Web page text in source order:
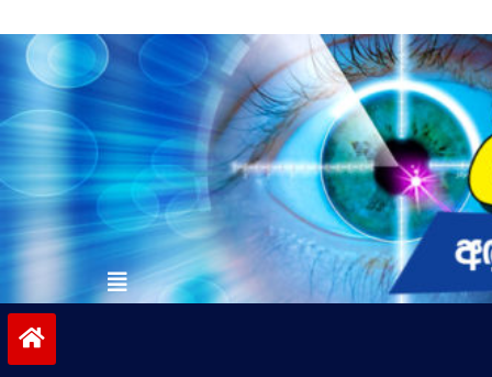
to
contentvinivida.lk